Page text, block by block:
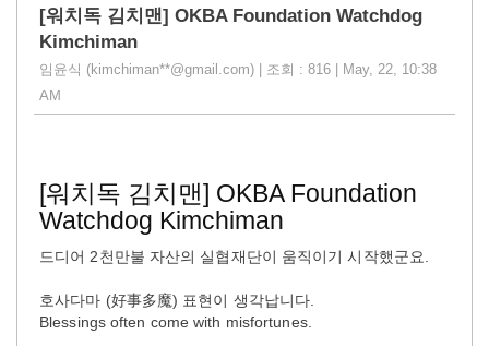
[워치독 김치맨] OKBA Foundation Watchdog
Kimchiman
임윤식 (kimchiman**@gmail.com) | 조회 : 816 | May, 22, 10:38
AM
[워치독 김치맨] OKBA Foundation
Watchdog Kimchiman
드디어 2천만불 자산의 실협재단이 움직이기 시작했군요.
호사다마 (好事多魔) 표현이 생각납니다.
Blessings often come with misfortunes.